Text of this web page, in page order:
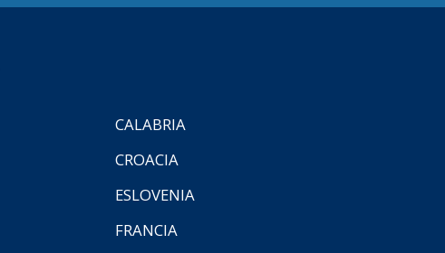
CALABRIA
CROACIA
ESLOVENIA
FRANCIA